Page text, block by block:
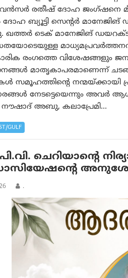
രതീഷ് ദോഹ ജംഗ്ഷനെ
ദോഹ ബ്യൂട്ടി സെന്റര്‍
ഖത്തര്‍ ടെക് മാനേജിങ്
രംഗത്തെ വിശേഷങ്ങളും
മാതൃകാപരമാണെന്ന്
സമൂഹത്തിന്റെ നന്മയ്ക്കായി
നേടട്ടെയെന്നും അവര്‍
അബു, കലാപ്രേമി…
GULF
ചെറിയാന്റെ
.